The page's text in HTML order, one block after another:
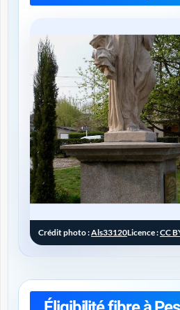
Crédit photo :Als33120Licence :CC